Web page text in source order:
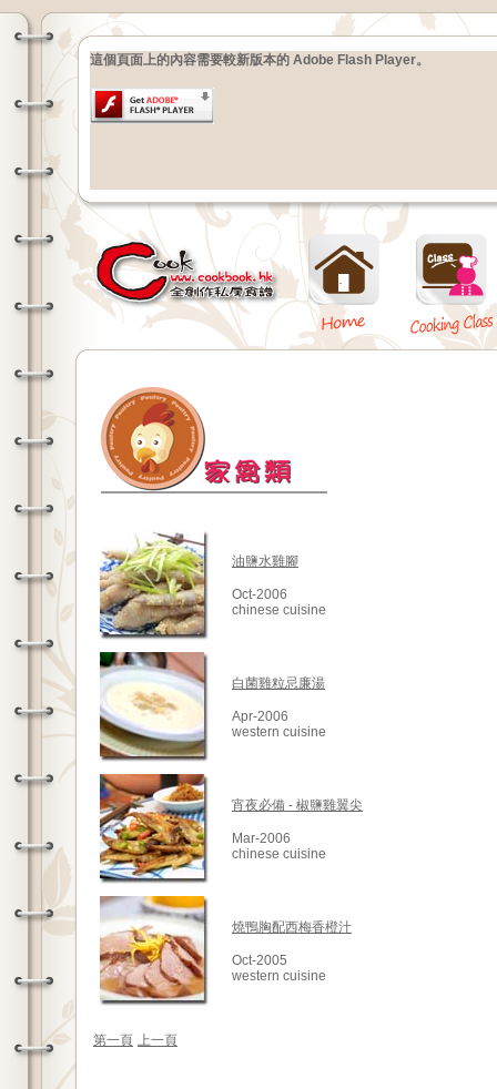
這個頁面上的內容需要較新版本的 Adobe Flash Player。
油鹽水雞腳
Oct-2006
chinese cuisine
白菌雞粒忌廉湯
Apr-2006
western cuisine
宵夜必備 - 椒鹽雞翼尖
Mar-2006
chinese cuisine
燒鴨胸配西梅香橙汁
Oct-2005
western cuisine
第一頁 上一頁